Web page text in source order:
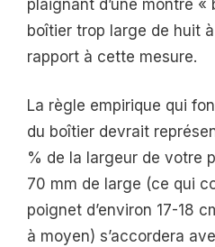
plaignant d’une montre
boîtier trop large de huit
rapport à cette mesure.
La règle empirique qui
du boîtier devrait
% de la largeur de votre
70 mm de large (ce qui
poignet d’environ 17-18
à moyen) s’accordera